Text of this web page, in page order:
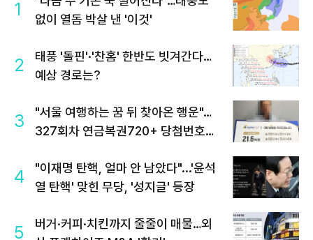
1
없이 열돔 박살 낸 '이것'
2
태풍 '돌핀'·'찬홈' 한반도 빗겨간다…
예상 경로는?
3
"서울 여행하는 꿈 뒤 찾아온 행운"…
327회차 연금복권720+ 당첨번호조
4
"이재명 탄핵, 얼마 안 남았다"...'윤석
열 탄핵' 맞힌 무당, '성지글' 등장
5
버거·커피·치킨까지 줄줄이 매물…외